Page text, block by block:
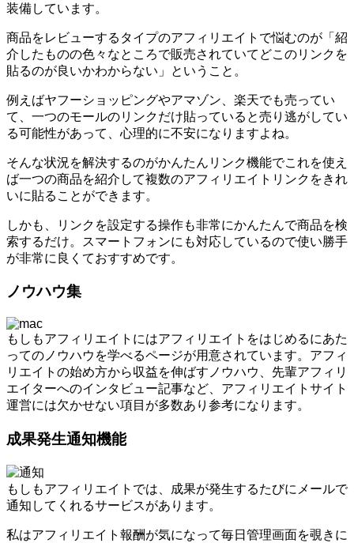
装備しています。
商品をレビューするタイプのアフィリエイトで悩むのが「紹
介したものの色々なところで販売されていてどこのリンクを
貼るのが良いかわからない」ということ。
例えばヤフーショッピングやアマゾン、楽天でも売ってい
て、一つのモールのリンクだけ貼っていると売り逃がしてい
る可能性があって、心理的に不安になりますよね。
そんな状況を解決するのがかんたんリンク機能でこれを使え
ば一つの商品を紹介して複数のアフィリエイトリンクをきれ
いに貼ることができます。
しかも、リンクを設定する操作も非常にかんたんで商品を検
索するだけ。スマートフォンにも対応しているので使い勝手
が非常に良くておすすめです。
ノウハウ集
もしもアフィリエイトにはアフィリエイトをはじめるにあた
ってのノウハウを学べるページが用意されています。アフィ
リエイトの始め方から収益を伸ばすノウハウ、先輩アフィリ
エイターへのインタビュー記事など、アフィリエイトサイト
運営には欠かせない項目が多数あり参考になります。
成果発生通知機能
もしもアフィリエイトでは、成果が発生するたびにメールで
通知してくれるサービスがあります。
私はアフィリエイト報酬が気になって毎日管理画面を覗きに